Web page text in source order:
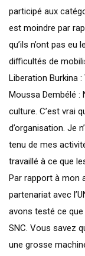
participé aux
est moindre par
qu’ils n’ont pas eu
difficultés de
Liberation Burkina
Moussa Dembélé
culture. C’est vrai
d’organisation. Je
tenu de mes
travaillé à ce que
Par rapport à mon
partenariat avec
avons testé ce que
SNC. Vous savez
une grosse